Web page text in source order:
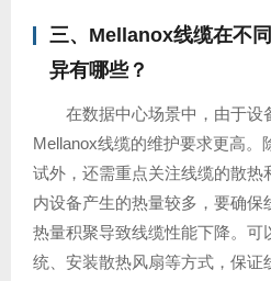
三、Mellanox线缆在不
异有哪些？
在数据中心场景中，由于设
Mellanox线缆的维护要求更高。
试外，还需重点关注线缆的散热
内设备产生的热量较多，要确保
热量积聚导致线缆性能下降。可
统、安装散热风扇等方式，保证